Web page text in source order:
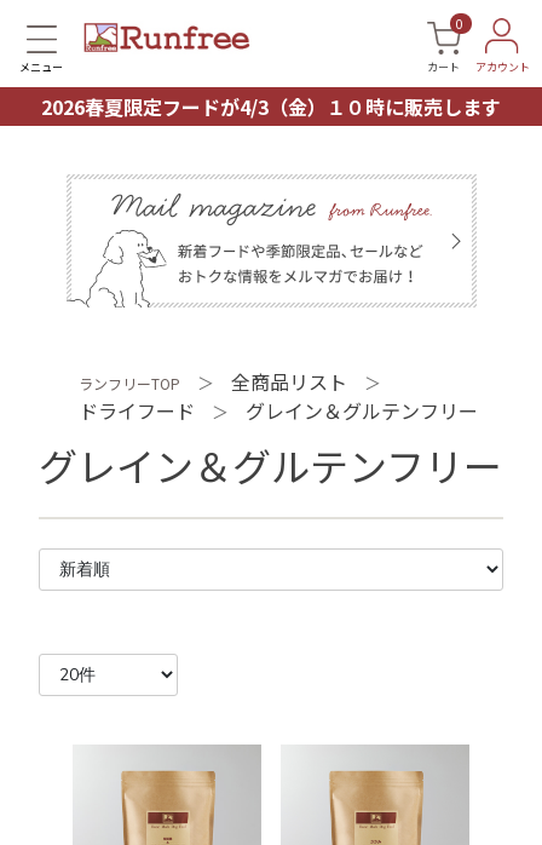
メニュー
0
カート アカウント
2026春夏限定フードが4/3（金）１０時に販売します
ランフリーTOP ＞ 全商品リスト ＞
ドライフード ＞ グレイン＆グルテンフリー
グレイン＆グルテンフリー